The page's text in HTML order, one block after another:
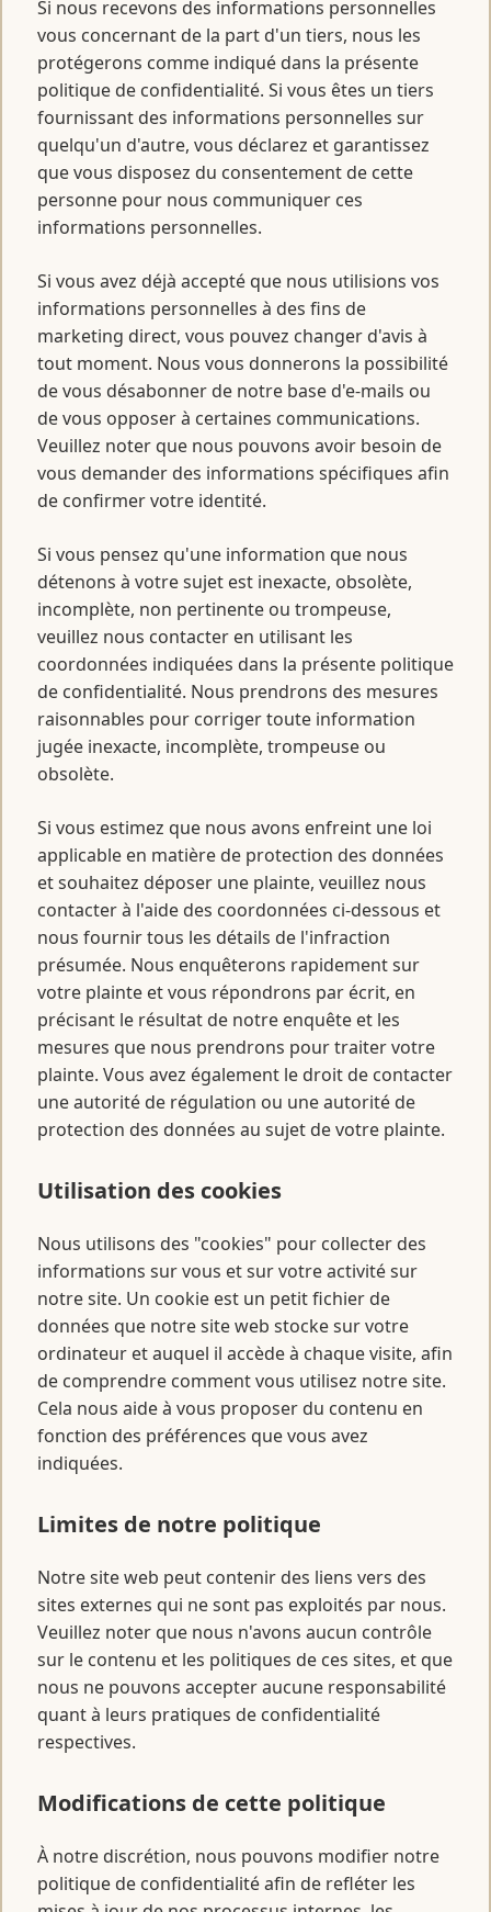
Si nous recevons des informations personnelles
vous concernant de la part d'un tiers, nous les
protégerons comme indiqué dans la présente
politique de confidentialité. Si vous êtes un tiers
fournissant des informations personnelles sur
quelqu'un d'autre, vous déclarez et garantissez
que vous disposez du consentement de cette
personne pour nous communiquer ces
informations personnelles.
Si vous avez déjà accepté que nous utilisions vos
informations personnelles à des fins de
marketing direct, vous pouvez changer d'avis à
tout moment. Nous vous donnerons la possibilité
de vous désabonner de notre base d'e-mails ou
de vous opposer à certaines communications.
Veuillez noter que nous pouvons avoir besoin de
vous demander des informations spécifiques afin
de confirmer votre identité.
Si vous pensez qu'une information que nous
détenons à votre sujet est inexacte, obsolète,
incomplète, non pertinente ou trompeuse,
veuillez nous contacter en utilisant les
coordonnées indiquées dans la présente politique
de confidentialité. Nous prendrons des mesures
raisonnables pour corriger toute information
jugée inexacte, incomplète, trompeuse ou
obsolète.
Si vous estimez que nous avons enfreint une loi
applicable en matière de protection des données
et souhaitez déposer une plainte, veuillez nous
contacter à l'aide des coordonnées ci-dessous et
nous fournir tous les détails de l'infraction
présumée. Nous enquêterons rapidement sur
votre plainte et vous répondrons par écrit, en
précisant le résultat de notre enquête et les
mesures que nous prendrons pour traiter votre
plainte. Vous avez également le droit de contacter
une autorité de régulation ou une autorité de
protection des données au sujet de votre plainte.
Utilisation des cookies
Nous utilisons des "cookies" pour collecter des
informations sur vous et sur votre activité sur
notre site. Un cookie est un petit fichier de
données que notre site web stocke sur votre
ordinateur et auquel il accède à chaque visite, afin
de comprendre comment vous utilisez notre site.
Cela nous aide à vous proposer du contenu en
fonction des préférences que vous avez
indiquées.
Limites de notre politique
Notre site web peut contenir des liens vers des
sites externes qui ne sont pas exploités par nous.
Veuillez noter que nous n'avons aucun contrôle
sur le contenu et les politiques de ces sites, et que
nous ne pouvons accepter aucune responsabilité
quant à leurs pratiques de confidentialité
respectives.
Modifications de cette politique
À notre discrétion, nous pouvons modifier notre
politique de confidentialité afin de refléter les